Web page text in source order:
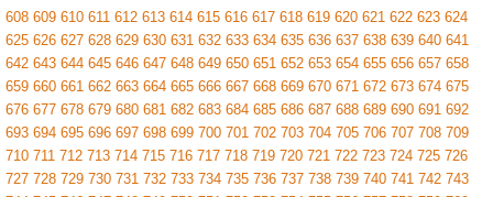
608 609 610 611 612 613 614 615 616 617 618 619 620 621 622 623 624
625 626 627 628 629 630 631 632 633 634 635 636 637 638 639 640 641
642 643 644 645 646 647 648 649 650 651 652 653 654 655 656 657 658
659 660 661 662 663 664 665 666 667 668 669 670 671 672 673 674 675
676 677 678 679 680 681 682 683 684 685 686 687 688 689 690 691 692
693 694 695 696 697 698 699 700 701 702 703 704 705 706 707 708 709
710 711 712 713 714 715 716 717 718 719 720 721 722 723 724 725 726
727 728 729 730 731 732 733 734 735 736 737 738 739 740 741 742 743